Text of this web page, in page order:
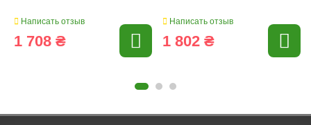
Написать отзыв
1 708 ₴
Написать отзыв
1 802 ₴